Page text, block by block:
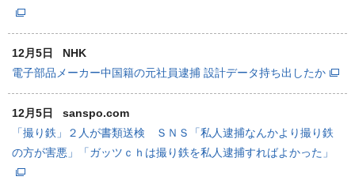
12月5日
NHK
電子部品メーカー中国籍の元社員逮捕 設計データ持ち出したか
12月5日
sanspo.com
「撮り鉄」２人が書類送検 ＳＮＳ「私人逮捕なんかより撮り鉄
の方が害悪」「ガッツｃｈは撮り鉄を私人逮捕すればよかった」